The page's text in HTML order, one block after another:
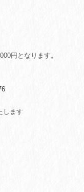
円となります。
します